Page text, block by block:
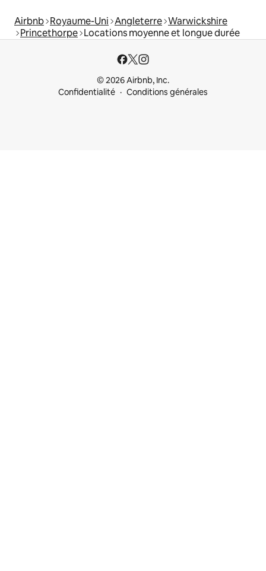
Airbnb Royaume-Uni Angleterre Warwickshire
Princethorpe Locations moyenne et longue durée
© 2026 Airbnb, Inc.
Confidentialité
Conditions générales